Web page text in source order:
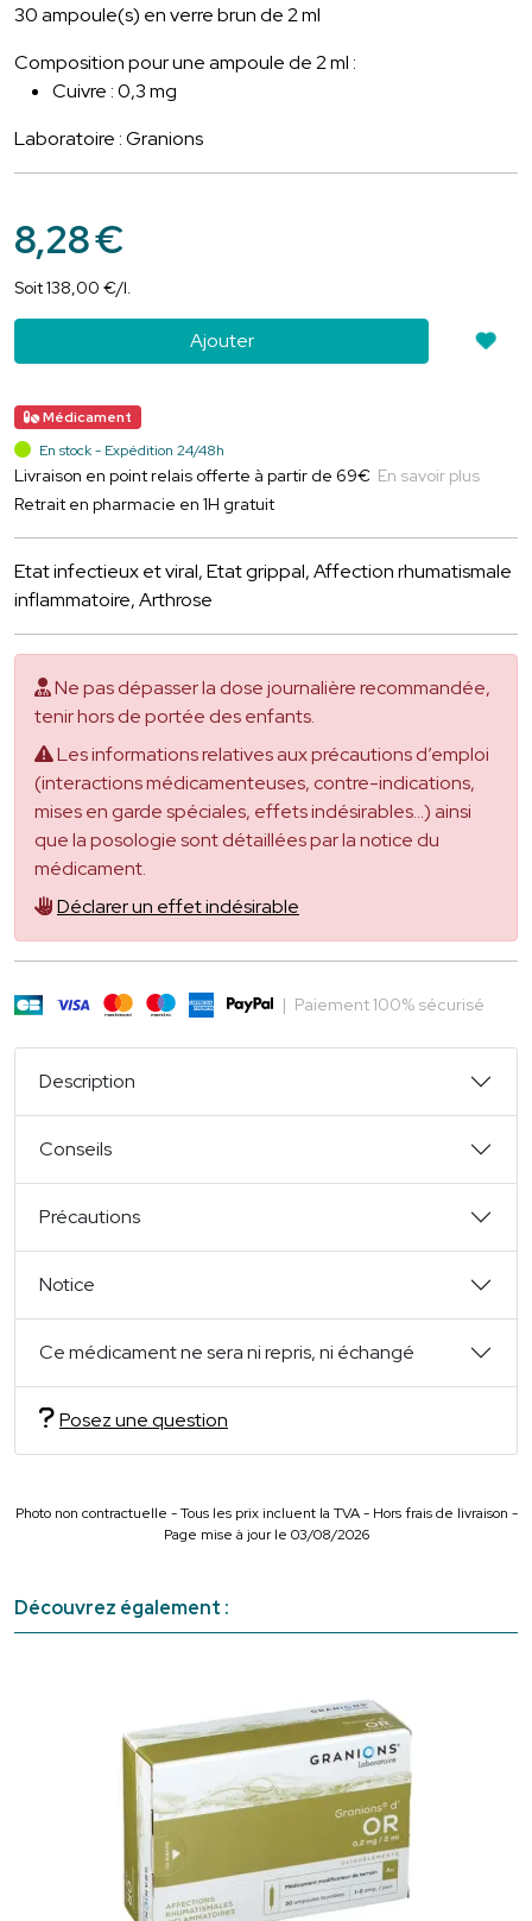
30 ampoule(s) en verre brun de 2 ml
Composition pour une ampoule de 2 ml :
Cuivre : 0,3 mg
Laboratoire : Granions
8,28€
Soit138,00 €/l.
Ajouter
Médicament
En stock - Expédition 24/48h
Livraison en point relais offerte à partir de 69€ En savoir plus
Retrait en pharmacie en 1H gratuit
Etat infectieux et viral, Etat grippal, Affection rhumatismale
inflammatoire, Arthrose
Ne pas dépasser la dose journalière recommandée,
tenir hors de portée des enfants.
Les informations relatives aux précautions d’emploi
(interactions médicamenteuses, contre-indications,
mises en garde spéciales, effets indésirables...) ainsi
que la posologie sont détaillées par la notice du
médicament.
Déclarer un effet indésirable
| Paiement 100% sécurisé
Description
Conseils
Précautions
Notice
Ce médicament ne sera ni repris, ni échangé
Posez une question
Photo non contractuelle - Tous les prix incluent la TVA - Hors frais de livraison -
Page mise à jour le 03/08/2026
Découvrez également :